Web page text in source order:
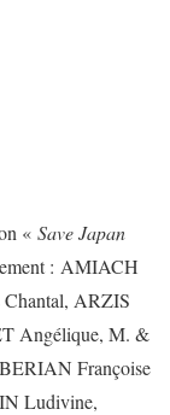
« Save Japan
: AMIACH
ARZIS
Angélique, M. &
Françoise
Ludivine,